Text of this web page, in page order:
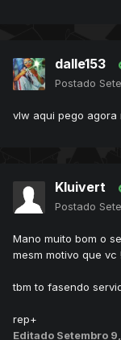
dalle153
Postado
vlw aqui pego agora
Kluivert
Postado
Mano muito bom o
mesm motivo que
tbm to fasendo
rep+
Editado Setembro